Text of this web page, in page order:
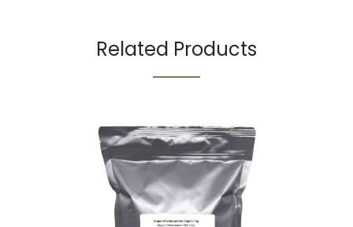
Related Products